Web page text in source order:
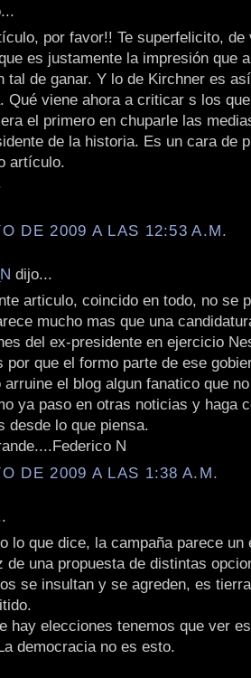
por favor!! Te superfelicito, de
es justamente la impresión que
tal de ganar. Y lo de Kirchner es
Qué viene ahora a criticar s los
el primero en chuparle las
de la historia. Es un cara de
artículo.
DE 2009 A LAS 12:53 A.M.
dijo...
articulo, coincido en todo, no se
mucho mas que una
del ex-presidente en ejercicio
por que el formo parte de ese
arruine el blog algun fanatico que
ya paso en otras noticias y haga
desde lo que piensa.
N
DE 2009 A LAS 1:38 A.M.
lo que dice, la campaña parece un
de una propuesta de distintas
se insultan y se agreden, es
hay elecciones tenemos que ver
democracia no es esto.